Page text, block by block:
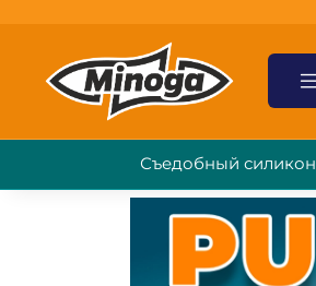
Съедобный силикон